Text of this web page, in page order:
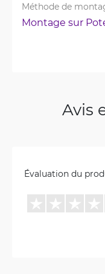
Méthode de
Montage sur
Avis
Évaluation du